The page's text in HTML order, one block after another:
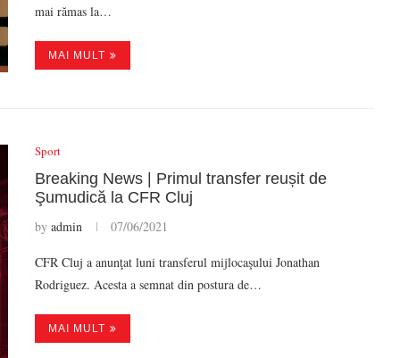
mai rămas la…
MAI MULT
Sport
Breaking News | Primul transfer reușit de
Şumudică la CFR Cluj
by admin 07/06/2021
CFR Cluj a anunţat luni transferul mijlocaşului Jonathan
Rodriguez. Acesta a semnat din postura de…
MAI MULT